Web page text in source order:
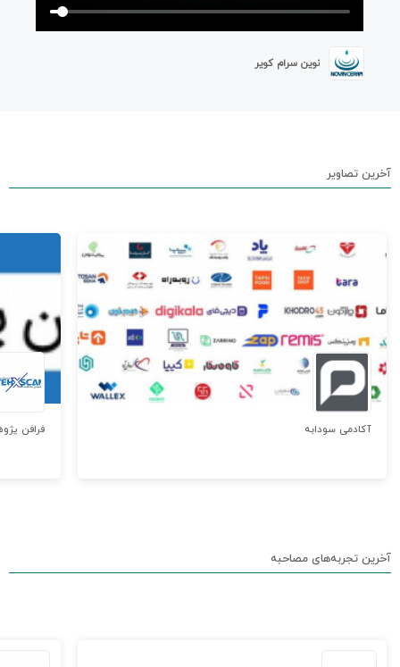
نوین سرام کویر
آخرین تصاویر
آکادمی سودابه فرافن
آخرین تجربه‌های مصاحبه